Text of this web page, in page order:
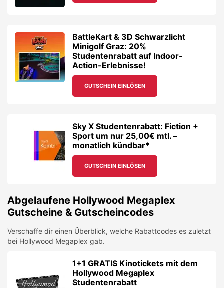
BattleKart & 3D Schwarzlicht
Minigolf Graz: 20%
Studentenrabatt auf Indoor-
Action-Erlebnisse!
GUTSCHEIN EINLÖSEN
Sky X Studentenrabatt: Fiction +
Sport um nur 25,00€ mtl. –
monatlich kündbar*
GUTSCHEIN EINLÖSEN
Abgelaufene Hollywood Megaplex
Gutscheine & Gutscheincodes
Verschaffe dir einen Überblick, welche Rabattcodes es zuletzt
bei Hollywood Megaplex gab.
1+1 GRATIS Kinotickets mit dem
Hollywood Megaplex
Studentenrabatt